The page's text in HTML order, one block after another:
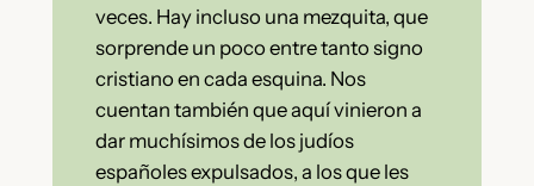
veces. Hay incluso una mezquita, que
sorprende un poco entre tanto signo
cristiano en cada esquina. Nos
cuentan también que aquí vinieron a
dar muchísimos de los judíos
españoles expulsados, a los que les